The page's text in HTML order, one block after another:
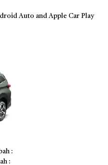
Auto and Apple Car Play
:
: